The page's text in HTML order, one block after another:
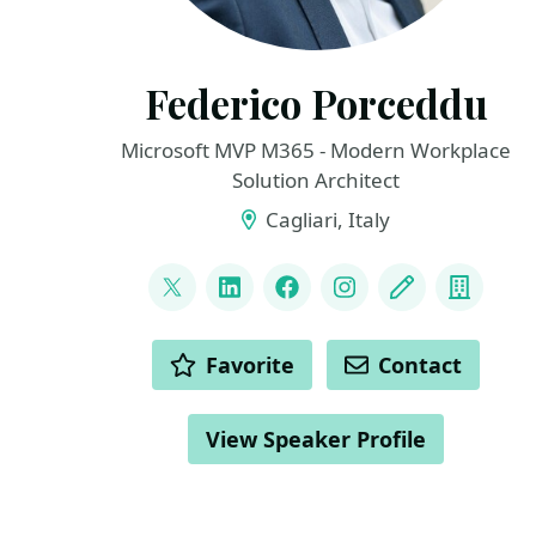
Federico Porceddu
Microsoft MVP M365 - Modern Workplace
Solution Architect
Cagliari, Italy
LINKS
@FedericoSPDev
LinkedInFacebookInstagram
Blog
ACTIONS Favorite Contact
View Speaker Profile